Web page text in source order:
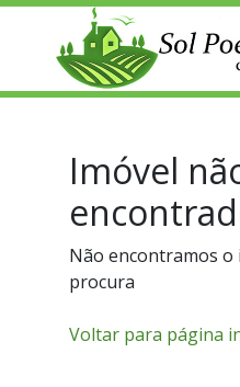
Imóvel
Não encontramos o
procura
Voltar para página